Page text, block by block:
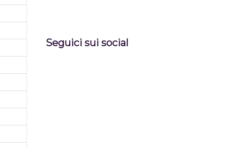
Seguici sui social